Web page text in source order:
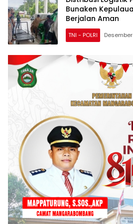
Bunaken
Berjalan Aman
TNI - POLRI